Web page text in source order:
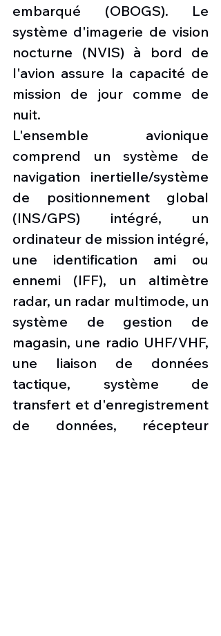
embarqué (OBOGS). Le
système d'imagerie de vision
nocturne (NVIS) à bord de
l'avion assure la capacité de
mission de jour comme de
nuit.
L'ensemble avionique
comprend un système de
navigation inertielle/système
de positionnement global
(INS/GPS) intégré, un
ordinateur de mission intégré,
une identification ami ou
ennemi (IFF), un altimètre
radar, un radar multimode, un
système de gestion de
magasin, une radio UHF/VHF,
une liaison de données
tactique, système de
transfert et d'enregistrement
de données, récepteur